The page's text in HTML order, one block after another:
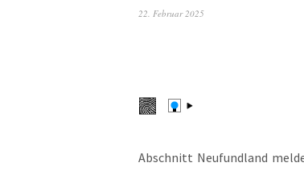
22. Februar 2025
Abschnitt Neu­fund­land